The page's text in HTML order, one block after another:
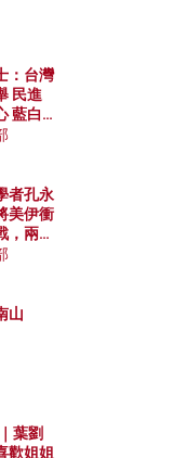
：台灣
民進
藍白
七成
者孔永
美伊衝
，兩者
國崛
山
葉劉
歡姐姐